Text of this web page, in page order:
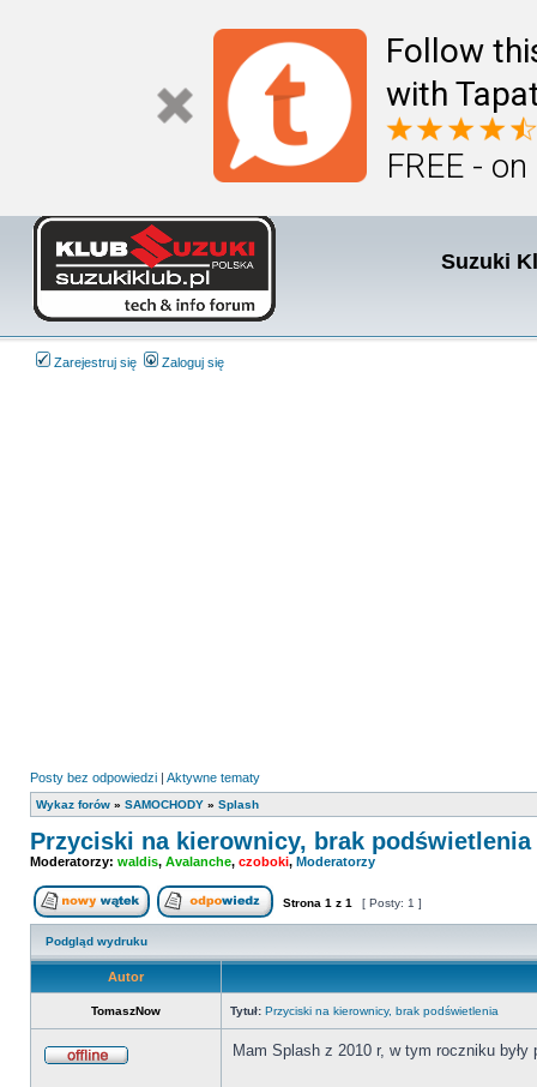
Follow
with
FREE -
Suzuki
Zarejestruj się Zaloguj się
Posty bez odpowiedzi | Aktywne tematy
Wykaz forów » SAMOCHODY » Splash
Przyciski na kierownicy, brak podświetlenia
Moderatorzy: waldis, Avalanche, czoboki, Moderatorzy
Nowy temat Odpowiedz w temacie
Strona 1 z 1 [ Posty: 1 ]
Podgląd wydruku
Autor
TomaszNow Tytuł: Przyciski na kierownicy, brak podświetlenia
Mam Splash z 2010 r, w tym roczniku